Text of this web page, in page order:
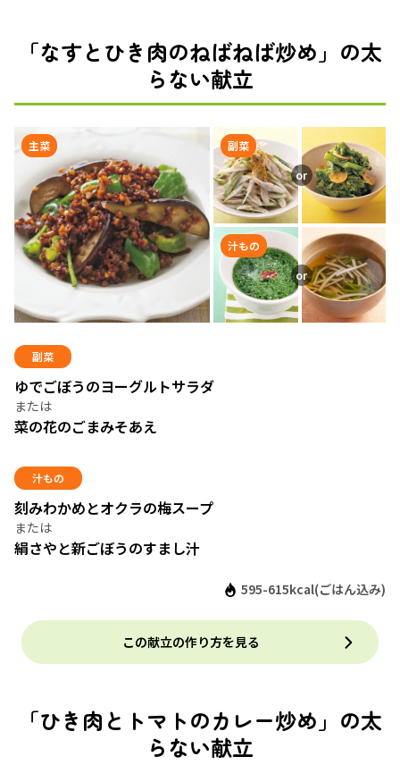
「なすとひき肉のねばねば炒め」の太
らない献立
主菜 副菜
汁もの
副菜
ゆでごぼうのヨーグルトサラダ
菜の花のごまみそあえ
汁もの
刻みわかめとオクラの梅スープ
絹さやと新ごぼうのすまし汁
595-615kcal(ごはん込み)
この献立の作り方を見る
「ひき肉とトマトのカレー炒め」の太
らない献立